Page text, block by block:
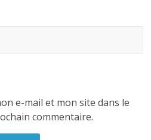
e-mail et mon site dans le
commentaire.